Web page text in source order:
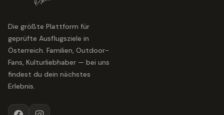
Die größte Plattform für
geprüfte Ausflugsziele in
Österreich. Familien, Outdoor-
Fans, Kulturliebhaber — bei uns
findest du dein nächstes
Erlebnis.